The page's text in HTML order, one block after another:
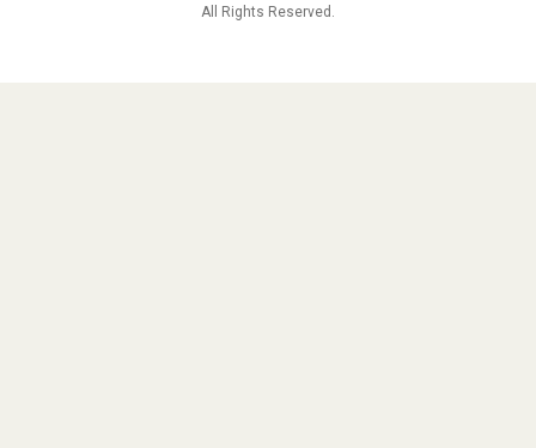
All Rights Reserved.